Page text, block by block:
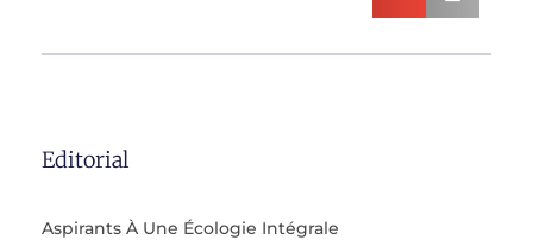
Editorial
Aspirants À Une Écologie Intégrale